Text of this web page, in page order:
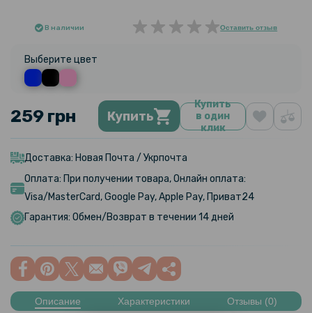
В наличии Оставить отзыв
Выберите цвет
259 грн Купить
Купить
в один
клик
Доставка: Новая Почта / Укрпочта
Оплата: При получении товара, Онлайн оплата:
Visa/MasterCard, Google Pay, Apple Pay, Приват24
Гарантия: Обмен/Возврат в течении 14 дней
Описание Характеристики Отзывы (0)